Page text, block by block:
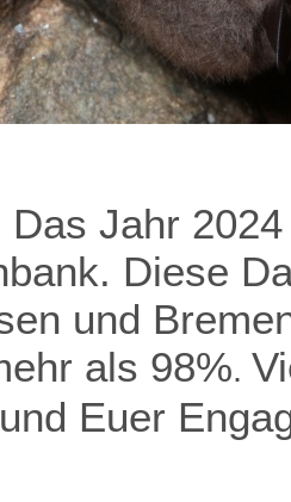
Das Jahr
Diese
und
als 98%.
Euer